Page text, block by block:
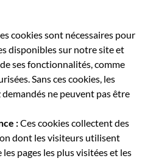
cookies sont nécessaires pour
disponibles sur notre site et
ses fonctionnalités, comme
Sans ces cookies, les
ne peuvent pas être
:Ces cookies collectent des
dont les visiteurs utilisent
pages les plus visitées et les